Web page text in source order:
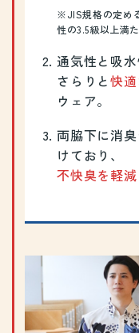
※JIS規格の定め
性の3.5級以上満
通気性と吸水
さらりと快
ウェア。
両脇下に消
けており、
不快臭を軽減